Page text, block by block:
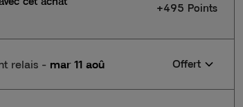
+495 Points
relais- mar 11 aoû Offert